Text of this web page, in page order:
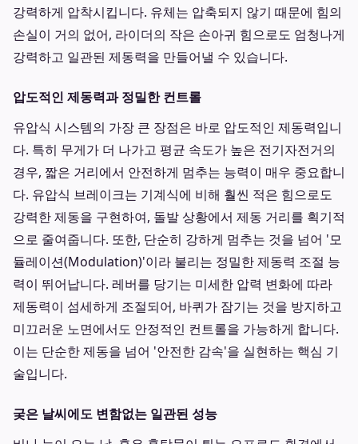
강력하게 압착시킵니다. 유체는 압축되지 않기 때문에 힘의
손실이 거의 없어, 라이더의 작은 손아귀 힘으로도 엄청나게
강력하고 일관된 제동력을 만들어낼 수 있습니다.
압도적인 제동력과 정밀한 컨트롤
유압식 시스템의 가장 큰 장점은 바로 압도적인 제동력입니
다. 특히 무게가 더 나가고 평균 속도가 높은 전기자전거의
경우, 짧은 거리에서 안전하게 멈추는 능력이 매우 중요합니
다. 유압식 브레이크는 기계식에 비해 훨씬 적은 힘으로도
강력한 제동을 구현하여, 돌발 상황에서 제동 거리를 획기적
으로 줄여줍니다. 또한, 단순히 강하게 멈추는 것을 넘어 '모
듈레이션(Modulation)'이라 불리는 정밀한 제동력 조절 능
력이 뛰어납니다. 레버를 당기는 미세한 압력 변화에 따라
제동력이 섬세하게 조절되어, 바퀴가 잠기는 것을 방지하고
미끄러운 노면에서도 안정적인 컨트롤을 가능하게 합니다.
이는 단순한 제동을 넘어 '안전한 감속'을 실현하는 핵심 기
술입니다.
궂은 날씨에도 변함없는 일관된 성능